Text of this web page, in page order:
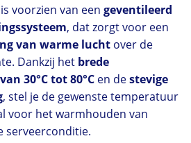
voorzien van een geventileerd
, dat zorgt voor een
van warme lucht over de
Dankzij het brede
30°C tot 80°C en destevige
, stel je de gewenste temperatuur
voor het warmhouden van
serveerconditie.